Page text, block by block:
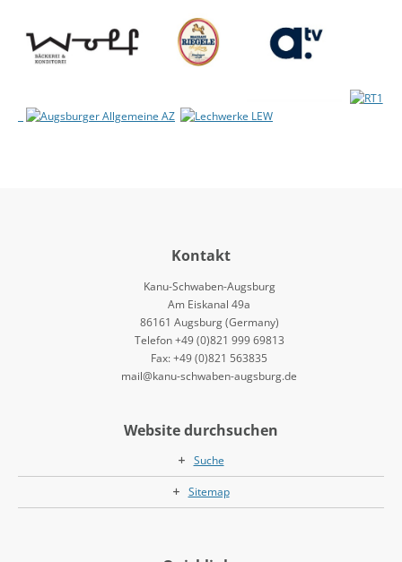
Kontakt
Kanu-Schwaben-Augsburg
Am Eiskanal 49a
86161 Augsburg (Germany)
Telefon +49 (0)821 999 69813
Fax: +49 (0)821 563835
mail@kanu-schwaben-augsburg.de
Website durchsuchen
Suche
Sitemap